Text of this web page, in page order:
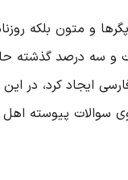
و متون بلکه
و سه درصد
ایجاد کرد، در
پیوسته اهل